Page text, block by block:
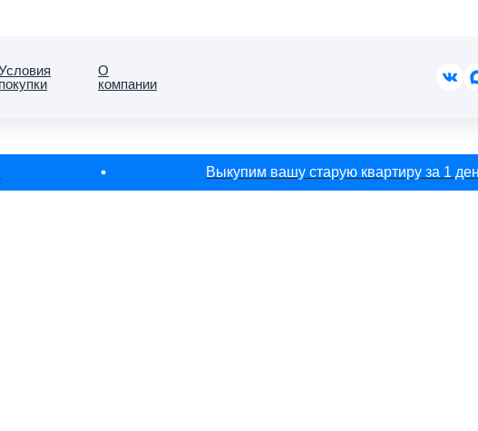
покупки
О
компании
Выкупим вашу старую квартиру за 1 день!